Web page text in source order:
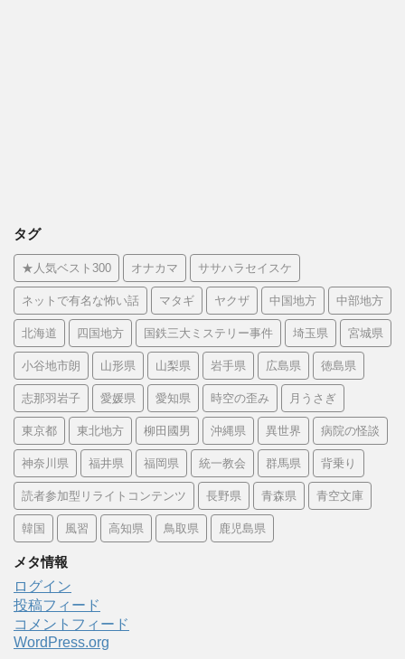
タグ
★人気ベスト300 オナカマ ササハラセイスケ
ネットで有名な怖い話 マタギ ヤクザ 中国地方 中部地方
北海道 四国地方 国鉄三大ミステリー事件 埼玉県 宮城県
小谷地市朗 山形県 山梨県 岩手県 広島県 徳島県
志那羽岩子 愛媛県 愛知県 時空の歪み 月うさぎ
東京都 東北地方 柳田國男 沖縄県 異世界 病院の怪談
神奈川県 福井県 福岡県 統一教会 群馬県 背乗り
読者参加型リライトコンテンツ 長野県 青森県 青空文庫
韓国 風習 高知県 鳥取県 鹿児島県
メタ情報
ログイン
投稿フィード
コメントフィード
WordPress.org